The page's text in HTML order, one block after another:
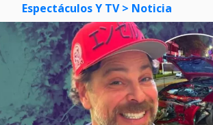
Espectáculos Y TV > Noticia